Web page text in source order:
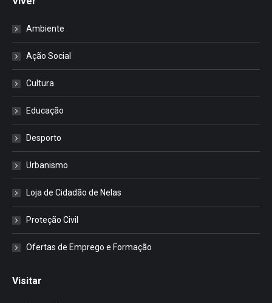
Ambiente
Ação Social
Cultura
Educação
Desporto
Urbanismo
Loja de Cidadão de Nelas
Proteção Civil
Ofertas de Emprego e Formação
Visitar